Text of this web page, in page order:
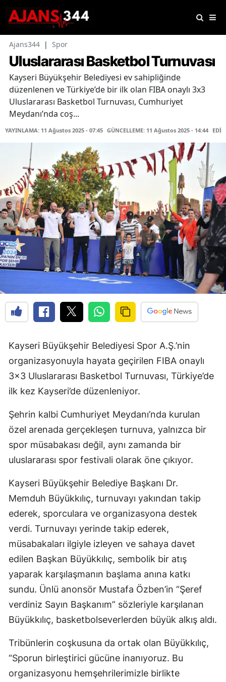
Ajans344 | Spor
Uluslararası Basketbol Turnuvası
Kayseri Büyükşehir Belediyesi ev sahipliğinde
düzenlenen ve Türkiye’de bir ilk olan FIBA onaylı 3x3
Uluslararası Basketbol Turnuvası, Cumhuriyet
Meydanı’nda coş...
YAYINLAMA: 11 Ağustos 2025 - 07:45 GÜNCELLEME: 11 Ağustos 2025 - 14:44
Kayseri Büyükşehir Belediyesi Spor A.Ş.’nin
organizasyonuyla hayata geçirilen FIBA onaylı
3x3 Uluslararası Basketbol Turnuvası, Türkiye’de
ilk kez Kayseri’de düzenleniyor.
Şehrin kalbi Cumhuriyet Meydanı’nda kurulan
özel arenada gerçekleşen turnuva, yalnızca bir
spor müsabakası değil, aynı zamanda bir
uluslararası spor festivali olarak öne çıkıyor.
Kayseri Büyükşehir Belediye Başkanı Dr.
Memduh Büyükkılıç, turnuvayı yakından takip
ederek, sporculara ve organizasyona destek
verdi. Turnuvayı yerinde takip ederek,
müsabakaları ilgiyle izleyen ve sahaya davet
edilen Başkan Büyükkılıç, sembolik bir atış
yaparak karşılaşmanın başlama anına katkı
sundu. Ünlü anonsör Mustafa Özben’in “Şeref
verdiniz Sayın Başkanım” sözleriyle karşılanan
Büyükkılıç, basketbolseverlerden büyük alkış aldı.
Tribünlerin coşkusuna da ortak olan Büyükkılıç,
“Sporun birleştirici gücüne inanıyoruz. Bu
organizasyonu hemşehrilerimizle birlikte